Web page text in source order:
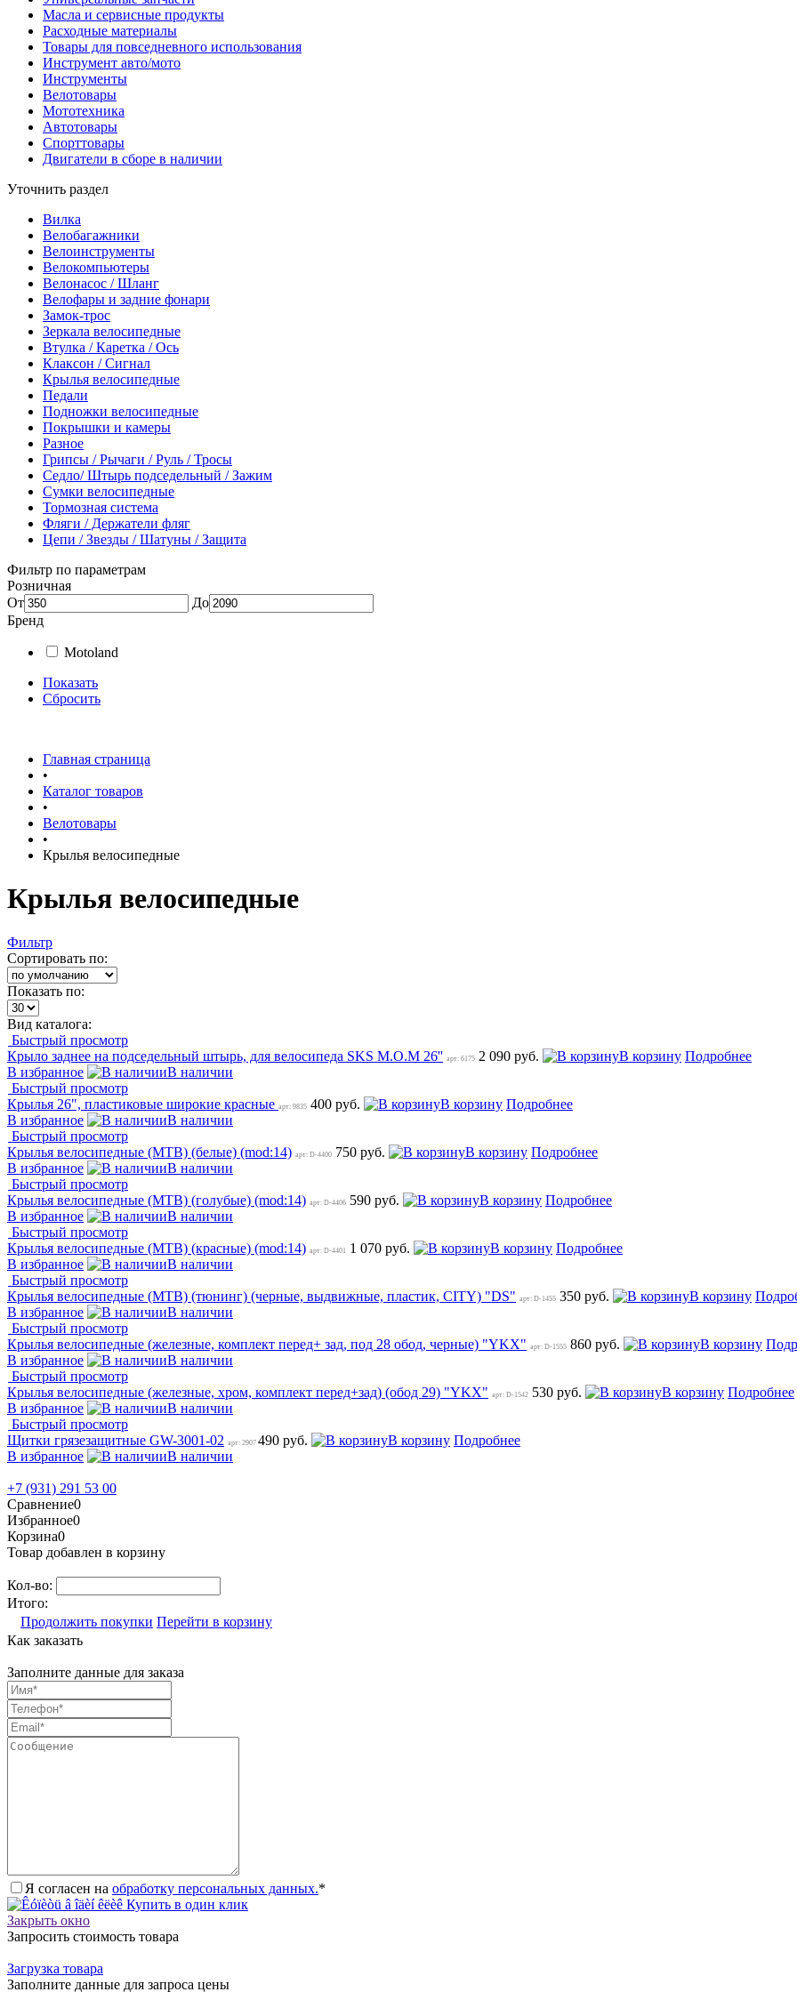
Масла и сервисные продукты
Расходные материалы
Товары для повседневного использования
Инструмент авто/мото
Инструменты
Велотовары
Мототехника
Автотовары
Спорттовары
Двигатели в сборе в наличии
Уточнить раздел
Вилка
Велобагажники
Велоинструменты
Велокомпьютеры
Велонасос / Шланг
Велофары и задние фонари
Замок-трос
Зеркала велосипедные
Втулка / Каретка / Ось
Клаксон / Сигнал
Крылья велосипедные
Педали
Подножки велосипедные
Покрышки и камеры
Разное
Грипсы / Рычаги / Руль / Тросы
Седло/ Штырь подседельный / Зажим
Сумки велосипедные
Тормозная система
Фляги / Держатели фляг
Цепи / Звезды / Шатуны / Защита
Фильтр по параметрам
Розничная
От
До
Бренд
Motoland
Показать
Сбросить
Главная страница
•
Каталог товаров
•
Велотовары
•
Крылья велосипедные
Крылья велосипедные
Фильтр
Сортировать по:
Показать по:
Вид каталога:
Быстрый просмотр
Крыло заднее на подседельный штырь, для велосипеда SKS M.O.M 26'' арт: 6175 2 090 руб. В корзину Подробнее
В избранное
В наличии
Быстрый просмотр
Крылья 26", пластиковые широкие красные арт: 9835 400 руб. В корзину Подробнее
В избранное
В наличии
Быстрый просмотр
Крылья велосипедные (MTB) (белые) (mod:14) арт: D-4400 750 руб. В корзину Подробнее
В избранное
В наличии
Быстрый просмотр
Крылья велосипедные (MTB) (голубые) (mod:14) арт: D-4406 590 руб. В корзину Подробнее
В избранное
В наличии
Быстрый просмотр
Крылья велосипедные (MTB) (красные) (mod:14) арт: D-4401 1 070 руб. В корзину Подробнее
В избранное
В наличии
Быстрый просмотр
Крылья велосипедные (MTB) (тюнинг) (черные, выдвижные, пластик, CITY) "DS" арт: D-1455 350 руб. В корзину
В избранное
В наличии
Быстрый просмотр
Крылья велосипедные (железные, комплект перед+ зад, под 28 обод, черные) "YKX" арт: D-1555 860 руб. В корзину
В избранное
В наличии
Быстрый просмотр
Крылья велосипедные (железные, хром, комплект перед+зад) (обод 29) "YKX" арт: D-1542 530 руб. В корзину Подробнее
В избранное
В наличии
Быстрый просмотр
Щитки грязезащитные GW-3001-02 арт: 2907 490 руб. В корзину Подробнее
В избранное
В наличии
+7 (931) 291 53 00
Сравнение0
Избранное0
Корзина0
Товар добавлен в корзину
Кол-во:
Итого:
Продолжить покупки Перейти в корзину
Как заказать
Заполните данные для заказа
Я согласен на обработку персональных данных.*
Купить в один клик
Закрыть окно
Запросить стоимость товара
Загрузка товара
Заполните данные для запроса цены